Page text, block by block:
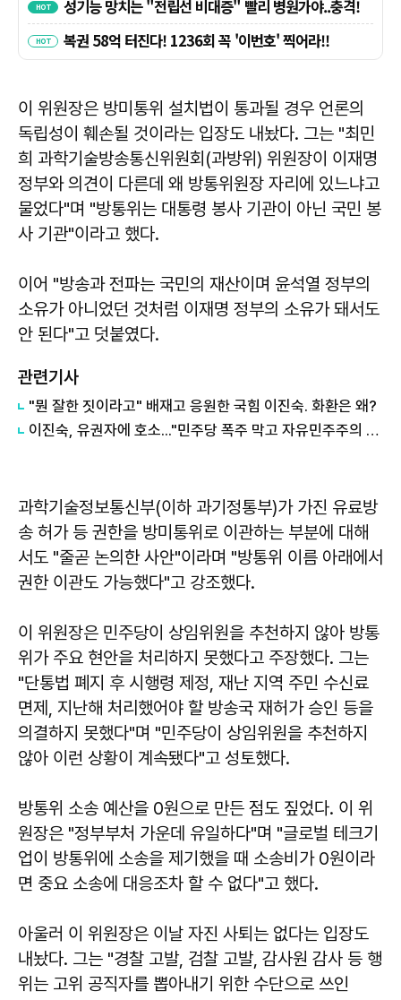
이 위원장은 방미통위 설치법이 통과될 경우 언론의
독립성이 훼손될 것이라는 입장도 내놨다. 그는 "최민
희 과학기술방송통신위원회(과방위) 위원장이 이재명
정부와 의견이 다른데 왜 방통위원장 자리에 있느냐고
물었다"며 "방통위는 대통령 봉사 기관이 아닌 국민 봉
사 기관"이라고 했다.
이어 "방송과 전파는 국민의 재산이며 윤석열 정부의
소유가 아니었던 것처럼 이재명 정부의 소유가 돼서도
안 된다"고 덧붙였다.
관련기사
"뭔 잘한 짓이라고" 배재고 응원한 국힘 이진숙. 화환은 왜?
이진숙, 유권자에 호소..."민주당 폭주 막고 자유민주주의 지켜야"
과학기술정보통신부(이하 과기정통부)가 가진 유료방
송 허가 등 권한을 방미통위로 이관하는 부분에 대해
서도 "줄곧 논의한 사안"이라며 "방통위 이름 아래에서
권한 이관도 가능했다"고 강조했다.
이 위원장은 민주당이 상임위원을 추천하지 않아 방통
위가 주요 현안을 처리하지 못했다고 주장했다. 그는
"단통법 폐지 후 시행령 제정, 재난 지역 주민 수신료
면제, 지난해 처리했어야 할 방송국 재허가 승인 등을
의결하지 못했다"며 "민주당이 상임위원을 추천하지
않아 이런 상황이 계속됐다"고 성토했다.
방통위 소송 예산을 0원으로 만든 점도 짚었다. 이 위
원장은 "정부부처 가운데 유일하다"며 "글로벌 테크기
업이 방통위에 소송을 제기했을 때 소송비가 0원이라
면 중요 소송에 대응조차 할 수 없다"고 했다.
아울러 이 위원장은 이날 자진 사퇴는 없다는 입장도
내놨다. 그는 "경찰 고발, 검찰 고발, 감사원 감사 등 행
위는 고위 공직자를 뽑아내기 위한 수단으로 쓰인